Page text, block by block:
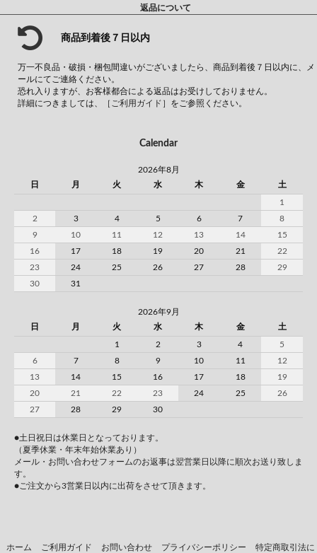
返品について
商品到着後７日以内
万一不良品・破損・梱包間違いがございましたら、商品到着後７日以内に、メ
ールにてご連絡ください。
恐れ入りますが、お客様都合による返品はお受けしておりません。
詳細につきましては、
［ご利用ガイド］ をご参照ください。
Calendar
2026年8月
日
月 火 水 木 金 土
1
2
3 4 5 6 7
8
9
10 11 12 13 14
15
16
17 18 19 20 21
22
23
24 25 26 27 28
29
30
31
2026年9月
日
月 火 水 木 金 土
1 2 3 4
5
6
7 8 9 10 11
12
13
14 15 16 17 18
19
20
21 22 23 24 25
26
27
28 29 30
●土日祝日は休業日となっております。
（夏季休業・年末年始休業あり）
メール・お問い合わせフォームのお返事は翌営業日以降に順次お送り致しま
す。
●ご注文から3営業日以内に出荷をさせて頂きます。
ホーム ご利用ガイド お問い合わせ プライバシーポリシー 特定商取引法に